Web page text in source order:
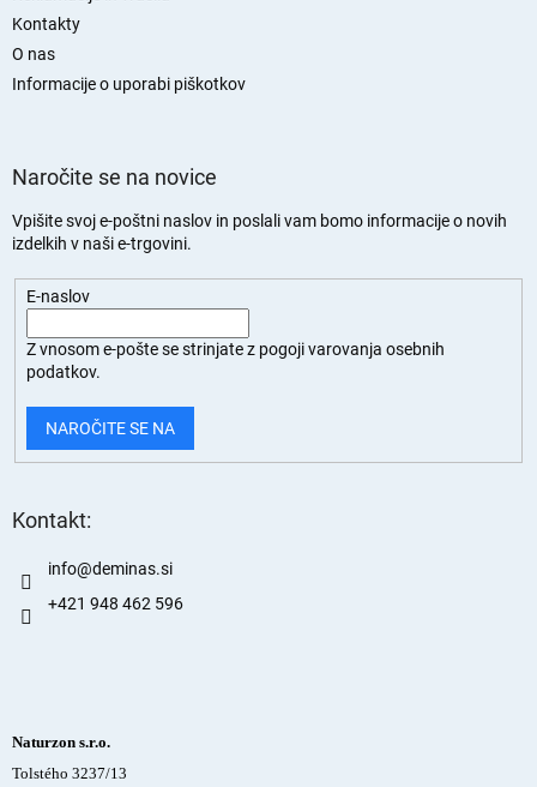
Kontakty
O nas
Informacije o uporabi piškotkov
Naročite se na novice
Vpišite svoj e-poštni naslov in poslali vam bomo informacije o novih
izdelkih v naši e-trgovini.
E-naslov
Z vnosom e-pošte se strinjate z pogoji varovanja osebnih
podatkov.
NAROČITE SE NA
Kontakt:
info@deminas.si
+421 948 462 596
Naturzon s.r.o.
Tolstého 3237/13